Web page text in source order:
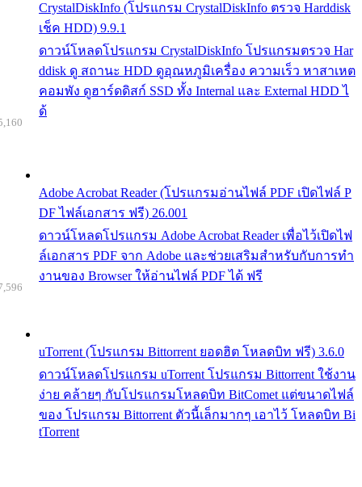
CrystalDiskInfo (โปรแกรม CrystalDiskInfo ตรวจ Harddisk
เช็ค HDD) 9.9.1
ดาวน์โหลดโปรแกรม CrystalDiskInfo โปรแกรมตรวจ Har
ddisk ดู สถานะ HDD ดูอุณหภูมิเครื่อง ความเร็ว หาสาเหต
คอมพัง ดูฮาร์ดดิสก์ SSD ทั้ง Internal และ External HDD ไ
ด้
Adobe Acrobat Reader (โปรแกรมอ่านไฟล์ PDF เปิดไฟล์ P
DF ไฟล์เอกสาร ฟรี) 26.001
ดาวน์โหลดโปรแกรม Adobe Acrobat Reader เพื่อไว้เปิดไฟ
ล์เอกสาร PDF จาก Adobe และช่วยเสริมสำหรับกับการทำ
งานของ Browser ให้อ่านไฟล์ PDF ได้ ฟรี
uTorrent (โปรแกรม Bittorrent ยอดฮิต โหลดบิท ฟรี) 3.6.0
ดาวน์โหลดโปรแกรม uTorrent โปรแกรม Bittorrent ใช้งาน
ง่าย คล้ายๆ กับโปรแกรมโหลดบิท BitComet แต่ขนาดไฟล์
ของ โปรแกรม Bittorrent ตัวนี้เล็กมากๆ เอาไว้ โหลดบิท Bi
tTorrent